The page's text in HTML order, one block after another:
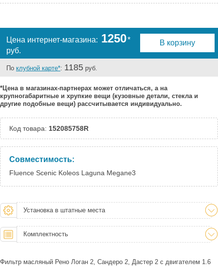
Челябинск:
Под заказ
Цена интернет-магазина: 1250*
руб.
В корзину
По клубной карте*: 1185 руб.
*Цена в магазинах-партнерах может отличаться, а на
крупногабаритные и хрупкие вещи (кузовные детали, стекла и
другие подобные вещи) рассчитывается индивидуально.
Код товара: 152085758R
Совместимость:
Fluence Scenic Koleos Laguna Megane3
Установка в штатные места
Комплектность
Фильтр масляный Рено Логан 2, Сандеро 2, Дастер 2 с двигателем 1.6